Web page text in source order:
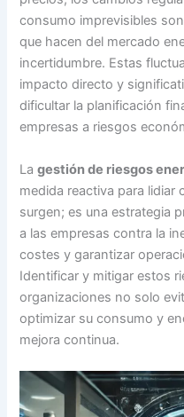
consumo imprevisibles
que hacen del mercado
incertidumbre. Estas
impacto directo y
dificultar la planificación
empresas a riesgos
Lagestión de riesgos
medida reactiva para lidiar
surgen; es una estrategia
a las empresas contra la
costes y garantizar
Identificar y mitigar estos
organizaciones no solo
optimizar su consumo y
mejora continua.